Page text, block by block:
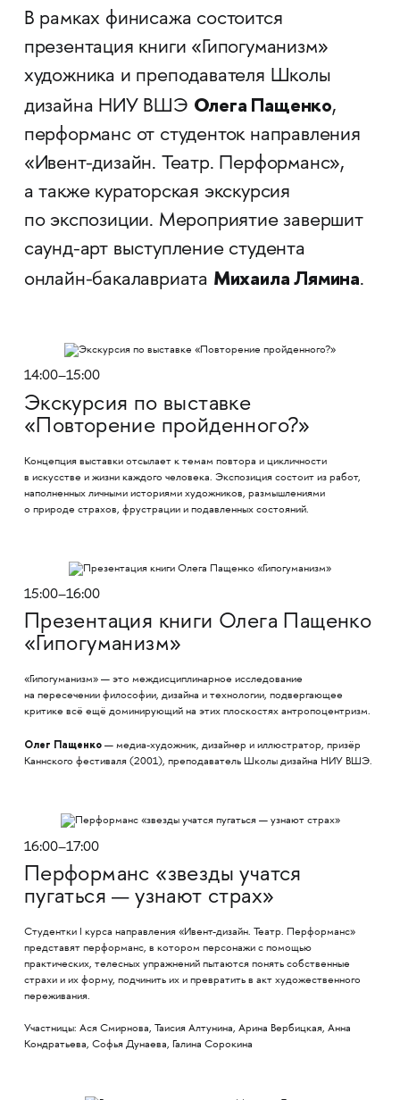
В рамках финисажа состоится
презентация книги «Гипогуманизм»
художника и преподавателя Школы
дизайна НИУ ВШЭ Олега Пащенко,
перформанс от студенток направления
«Ивент-дизайн. Театр. Перформанс»,
а также кураторская экскурсия
по экспозиции. Мероприятие завершит
саунд-арт выступление студента
онлайн-бакалавриата Михаила Лямина.
14:00–15:00
Экскурсия по выставке
«Повторение пройденного?»
Концепция выставки отсылает к темам повтора и цикличности
в искусстве и жизни каждого человека. Экспозиция состоит из работ,
наполненных личными историями художников, размышлениями
о природе страхов, фрустрации и подавленных состояний.
15:00–16:00
Презентация книги Олега Пащенко
«Гипогуманизм»
«Гипогуманизм» — это междисциплинарное исследование
на пересечении философии, дизайна и технологии, подвергающее
критике всё ещё доминирующий на этих плоскостях антропоцентризм.
Олег Пащенко— медиа-художник, дизайнер и иллюстратор, призёр
Каннского фестиваля (2001), преподаватель Школы дизайна НИУ ВШЭ.
16:00–17:00
Перформанс «звезды учатся
пугаться — узнают страх»
Студентки I курса направления «Ивент-дизайн. Театр. Перформанс»
представят перформанс, в котором персонажи с помощью
практических, телесных упражнений пытаются понять собственные
страхи и их форму, подчинить их и превратить в акт художественного
переживания.
Участницы: Ася Смирнова, Таисия Алтунина, Арина Вербицкая, Анна
Кондратьева, Софья Дунаева, Галина Сорокина